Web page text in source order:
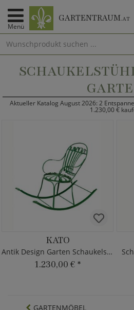
Menü
GARTENTRAUM.AT
Aktueller Katalog August 2026: 2
1.230,00 €
KATO
Antik Design Garten Schaukelstuhl
1.230,00 € *
GARTENMÖBEL